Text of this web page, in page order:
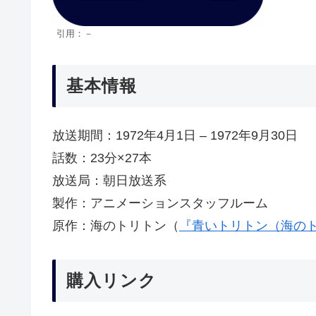
引用：－
基本情報
放送期間：1972年4月1日 – 1972年9月30日
話数：23分×27本
放送局：朝日放送系
製作：アニメーションスタッフルーム
原作：海のトリトン（
『青いトリトン（海の
購入リンク